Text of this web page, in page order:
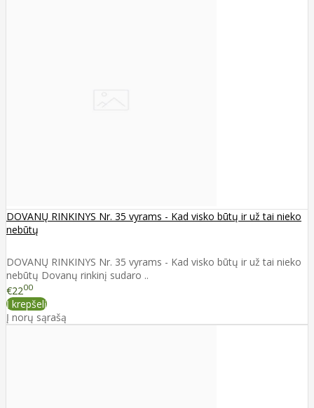
DOVANŲ RINKINYS Nr. 35 vyrams - Kad visko būtų ir už tai nieko
nebūtų
DOVANŲ RINKINYS Nr. 35 vyrams - Kad visko būtų ir už tai nieko
nebūtų Dovanų rinkinį sudaro ..
€2200
Į krepšelį
Į norų sąrašą